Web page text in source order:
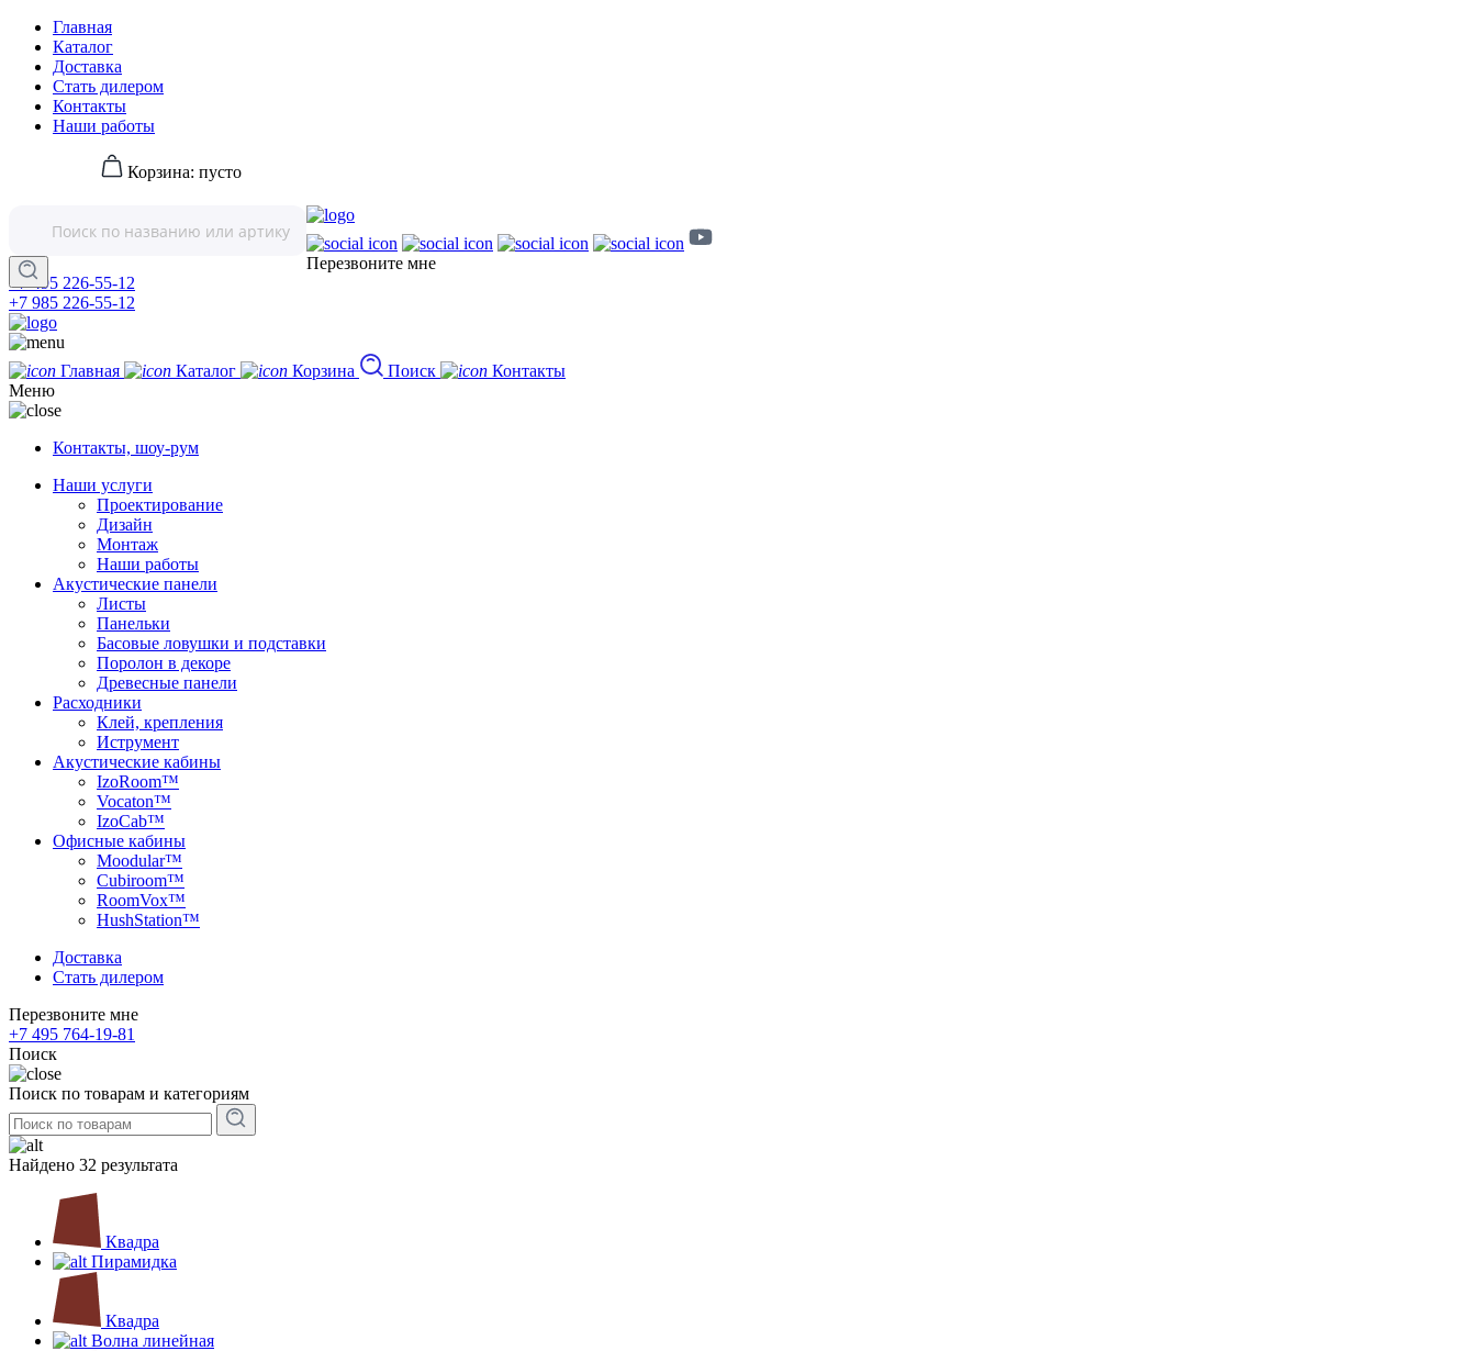
Главная
Каталог
Доставка
Стать дилером
Контакты
Наши работы
Корзина: пусто
Перезвоните мне
+7 495 226-55-12
+7 985 226-55-12
Главная Каталог Корзина Поиск
Контакты
Меню
Контакты, шоу-рум
Наши услуги
Проектирование
Дизайн
Монтаж
Наши работы
Акустические панели
Листы
Панельки
Басовые ловушки и подставки
Поролон в декоре
Древесные панели
Расходники
Клей, крепления
Иструмент
Акустические кабины
IzoRoom™
Vocaton™
IzoCab™
Офисные кабины
Moodular™
Cubiroom™
RoomVox™
HushStation™
Доставка
Стать дилером
Перезвоните мне
+7 495 764-19-81
Поиск
Поиск по товарам и категориям
Найдено 32 результата
Квадра
Пирамидка
Квадра
Волна линейная